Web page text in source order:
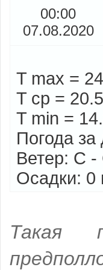
00:00
07.08.2020
T max =
T cp = 20.5
T min =
Погода
Ветер: С -
Осадки: 0
Такая